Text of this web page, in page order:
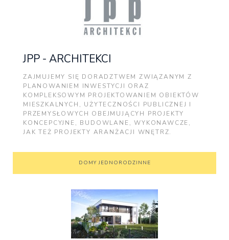
JPP - ARCHITEKCI
ZAJMUJEMY SIĘ DORADZTWEM ZWIĄZANYM Z
PLANOWANIEM INWESTYCJI ORAZ
KOMPLEKSOWYM PROJEKTOWANIEM OBIEKTÓW
MIESZKALNYCH, UŻYTECZNOŚCI PUBLICZNEJ I
PRZEMYSŁOWYCH OBEJMUJĄCYH PROJEKTY
KONCEPCYJNE, BUDOWLANE, WYKONAWCZE,
JAK TEŻ PROJEKTY ARANŻACJI WNĘTRZ.
DOMY JEDNORODZINNE